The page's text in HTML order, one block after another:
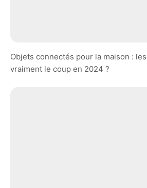
Objets connectés pour la maison :
vraiment le coup en 2024 ?